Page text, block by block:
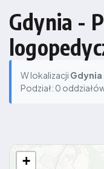
Gdynia -
W lokalizacji Gdynia
Podział: 0
+